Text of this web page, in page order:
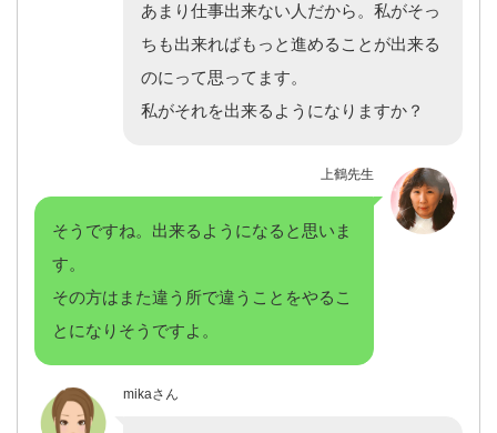
あまり仕事出来ない人だから。私がそっ
ちも出来ればもっと進めることが出来る
のにって思ってます。
私がそれを出来るようになりますか？
上鶴先生
そうですね。出来るようになると思いま
す。
その方はまた違う所で違うことをやるこ
とになりそうですよ。
mikaさん